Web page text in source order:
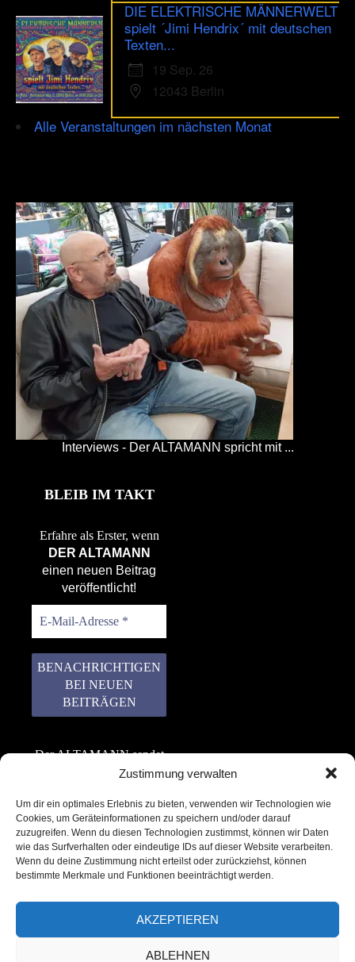
Zustimmung verwalten
Um dir ein optimales Erlebnis zu bieten, verwenden wir Technologien wie
Cookies, um Geräteinformationen zu speichern und/oder darauf
zuzugreifen. Wenn du diesen Technologien zustimmst, können wir Daten
wie das Surfverhalten oder eindeutige IDs auf dieser Website verarbeiten.
Wenn du deine Zustimmung nicht erteilst oder zurückziehst, können
bestimmte Merkmale und Funktionen beeinträchtigt werden.
AKZEPTIEREN
ABLEHNEN
DIE ELEKTRISCHE MÄNNERWELT
spielt ´Jimi Hendrix´ mit deutschen
Texten...
19 Sep. 26
12043 Berlin
Alle Veranstaltungen im nächsten Monat
Interviews - Der ALTAMANN spricht mit ...
BLEIB IM TAKT
Erfahre als Erster, wenn
DER ALTAMANN
einen neuen Beitrag
veröffentlicht!
Der ALTAMANN sendet
keinen Spam! Er gibt
weiter. Erfahre mehr in
unserer
Datenschutzerklärung.